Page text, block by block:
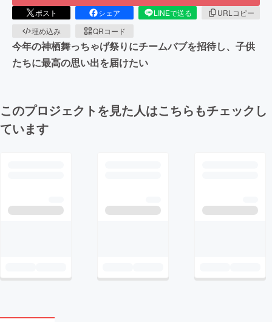
ポスト シェア LINEで送る
URLコピー
埋め込み
QRコード
今年の神栖舞っちゃげ祭りにチームバブを招待し、子供
たちに最高の思い出を届けたい
このプロジェクトを見た人はこちらもチェックし
ています